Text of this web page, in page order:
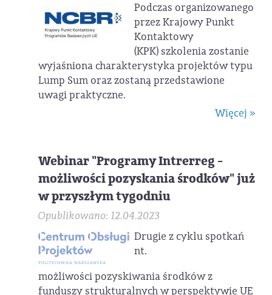
Podczas organizowanego
przez Krajowy Punkt
Kontaktowy
(KPK) szkolenia zostanie
wyjaśniona charakterystyka projektów typu
Lump Sum oraz zostaną przedstawione
uwagi praktyczne.
Więcej »
Webinar "Programy Intrerreg -
możliwości pozyskania środków" już
w przyszłym tygodniu
Opublikowano: 12.04.2023
Drugie z cyklu spotkań
nt.
możliwości pozyskiwania środków z
funduszy strukturalnych w perspektywie UE